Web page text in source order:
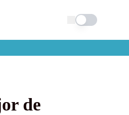
Schimba tema
de